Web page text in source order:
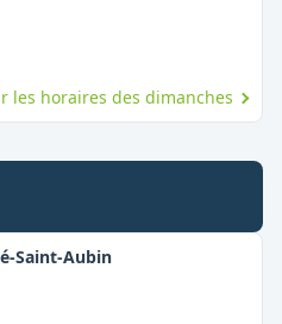
les horaires des dimanches
Saint-Aubin,